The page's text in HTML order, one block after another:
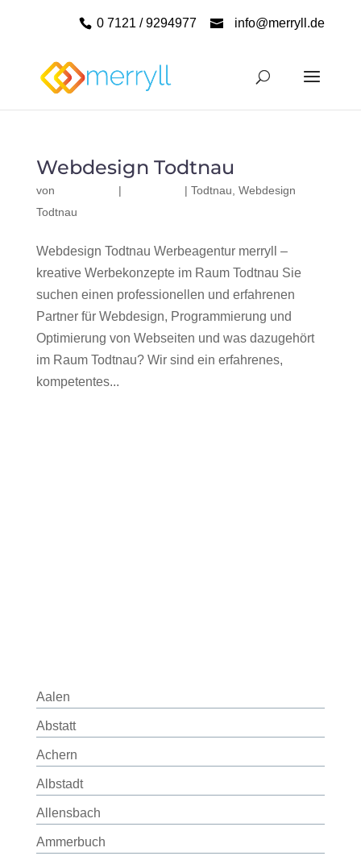
0 7121 / 9294977 info@merryll.de
Webdesign Todtnau
von | | Todtnau Webdesign
Todtnau
Webdesign Todtnau Werbeagentur merryll –
kreative Werbekonzepte im Raum Todtnau Sie
suchen einen professionellen und erfahrenen
Partner für Webdesign, Programmierung und
Optimierung von Webseiten und was dazugehört
im Raum Todtnau? Wir sind ein erfahrenes,
kompetentes...
Aalen
Abstatt
Achern
Albstadt
Allensbach
Ammerbuch